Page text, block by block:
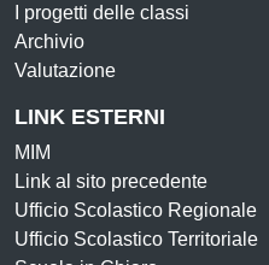
I progetti delle classi
Archivio
Valutazione
LINK ESTERNI
MIM
Link al sito precedente
Ufficio Scolastico Regionale
Ufficio Scolastico Territoriale